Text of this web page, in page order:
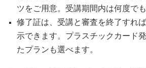
ツをご用意。受講期間内は何度で
修了証は、受講と審査を終了すれ
示できます。プラスチックカード
たプランも選べます。